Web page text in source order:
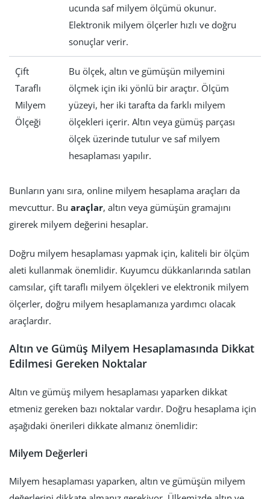
ucunda saf milyem ölçümü okunur.
Elektronik milyem ölçerler hızlı ve doğru
sonuçlar verir.
Çift
Taraflı
Milyem
Ölçeği
Bu ölçek, altın ve gümüşün milyemini
ölçmek için iki yönlü bir araçtır. Ölçüm
yüzeyi, her iki tarafta da farklı milyem
ölçekleri içerir. Altın veya gümüş parçası
ölçek üzerinde tutulur ve saf milyem
hesaplaması yapılır.
Bunların yanı sıra, online milyem hesaplama araçları da
mevcuttur. Bu araçlar, altın veya gümüşün gramajını
girerek milyem değerini hesaplar.
Doğru milyem hesaplaması yapmak için, kaliteli bir ölçüm
aleti kullanmak önemlidir. Kuyumcu dükkanlarında satılan
camsılar, çift taraflı milyem ölçekleri ve elektronik milyem
ölçerler, doğru milyem hesaplamanıza yardımcı olacak
araçlardır.
Altın ve Gümüş Milyem Hesaplamasında Dikkat
Edilmesi Gereken Noktalar
Altın ve gümüş milyem hesaplaması yaparken dikkat
etmeniz gereken bazı noktalar vardır. Doğru hesaplama için
aşağıdaki önerileri dikkate almanız önemlidir:
Milyem Değerleri
Milyem hesaplaması yaparken, altın ve gümüşün milyem